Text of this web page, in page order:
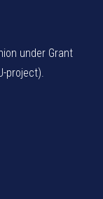
under Grant
project).